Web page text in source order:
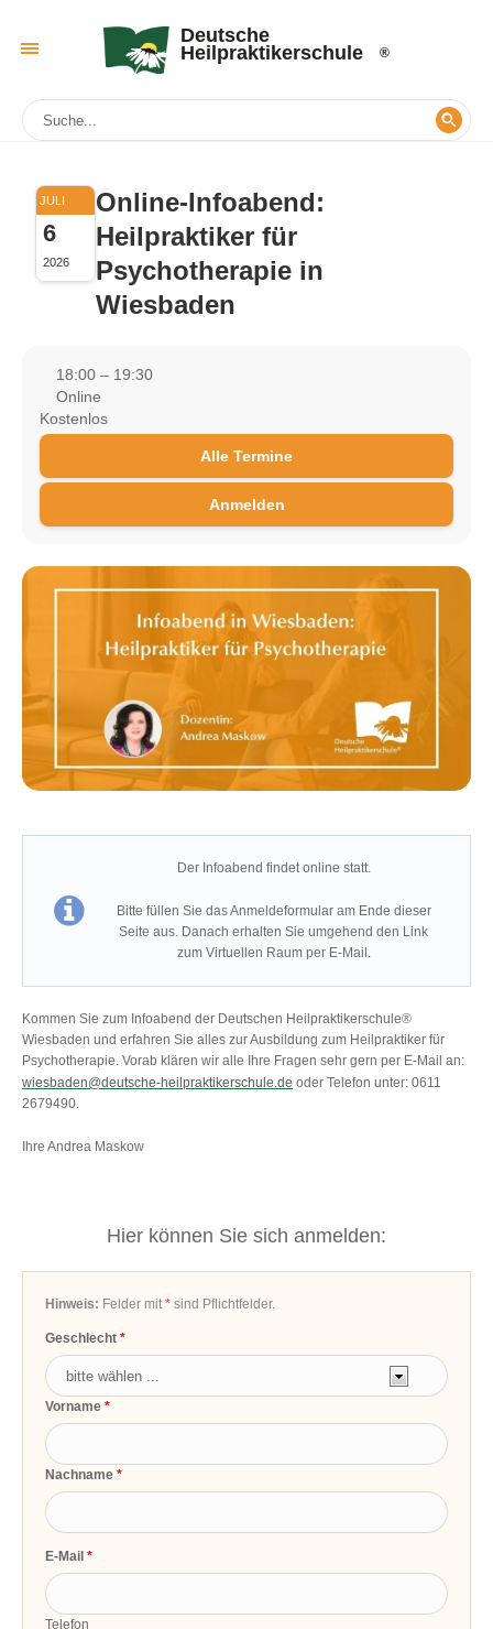
Deutsche
Heilpraktikerschule
JULI
6
2026
Online-Infoabend:
Heilpraktiker für
Psychotherapie in
Wiesbaden
18:00 – 19:30
Online
Kostenlos
Alle Termine
Anmelden
Der Infoabend findet online statt.
Bitte füllen Sie das Anmeldeformular am Ende dieser
Seite aus. Danach erhalten Sie umgehend den Link
zum Virtuellen Raum per E-Mail.
Kommen Sie zum Infoabend der Deutschen Heilpraktikerschule®
Wiesbaden und erfahren Sie alles zur Ausbildung zum Heilpraktiker für
Psychotherapie. Vorab klären wir alle Ihre Fragen sehr gern per E-Mail an:
wiesbaden@deutsche-heilpraktikerschule.de oder Telefon unter: 0611
2679490.
Ihre Andrea Maskow
Hier können Sie sich anmelden:
Hinweis: Felder mit* sind Pflichtfelder.
Geschlecht
Vorname
Nachname
E-Mail
Telefon